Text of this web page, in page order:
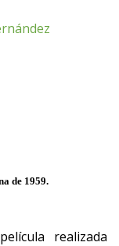
de 1959.
realizada